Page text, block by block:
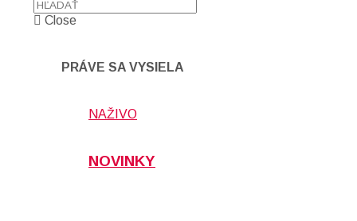
Close
PRÁVE SA VYSIELA
NAŽIVO
NOVINKY